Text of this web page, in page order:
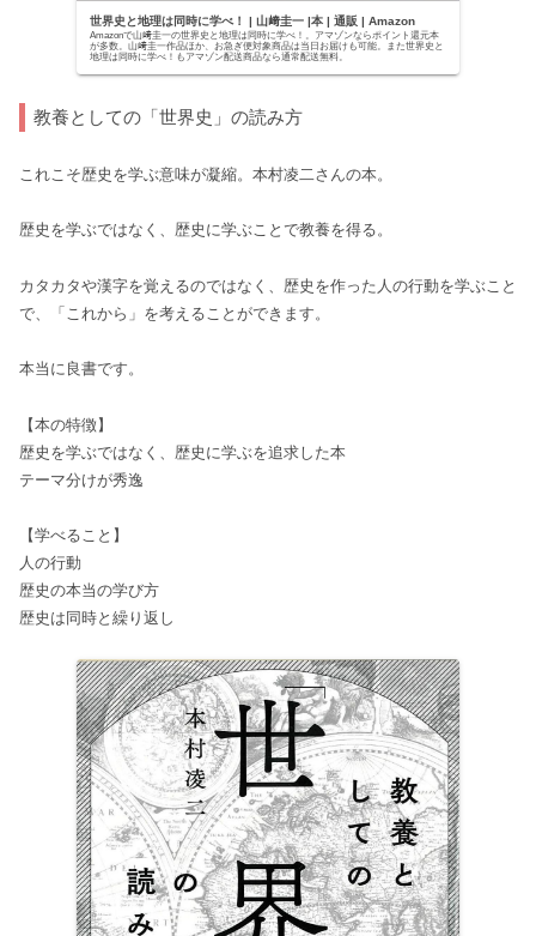
世界史と地理は同時に学べ！ | 山﨑圭一 |本 | 通販 | Amazon
Amazonで山﨑圭一の世界史と地理は同時に学べ！。アマゾンならポイント還元本
が多数。山﨑圭一作品ほか、お急ぎ便対象商品は当日お届けも可能。また世界史と
地理は同時に学べ！もアマゾン配送商品なら通常配送無料。
教養としての「世界史」の読み方
これこそ歴史を学ぶ意味が凝縮。本村凌二さんの本。
歴史を学ぶではなく、歴史に学ぶことで教養を得る。
カタカタや漢字を覚えるのではなく、歴史を作った人の行動を学ぶこと
で、「これから」を考えることができます。
本当に良書です。
【本の特徴】
歴史を学ぶではなく、歴史に学ぶを追求した本
テーマ分けが秀逸
【学べること】
人の行動
歴史の本当の学び方
歴史は同時と繰り返し